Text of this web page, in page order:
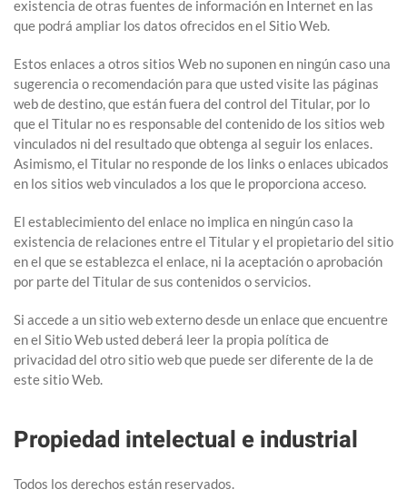
existencia de otras fuentes de información en Internet en las
que podrá ampliar los datos ofrecidos en el Sitio Web.
Estos enlaces a otros sitios Web no suponen en ningún caso una
sugerencia o recomendación para que usted visite las páginas
web de destino, que están fuera del control del Titular, por lo
que el Titular no es responsable del contenido de los sitios web
vinculados ni del resultado que obtenga al seguir los enlaces.
Asimismo, el Titular no responde de los links o enlaces ubicados
en los sitios web vinculados a los que le proporciona acceso.
El establecimiento del enlace no implica en ningún caso la
existencia de relaciones entre el Titular y el propietario del sitio
en el que se establezca el enlace, ni la aceptación o aprobación
por parte del Titular de sus contenidos o servicios.
Si accede a un sitio web externo desde un enlace que encuentre
en el Sitio Web usted deberá leer la propia política de
privacidad del otro sitio web que puede ser diferente de la de
este sitio Web.
Propiedad intelectual e industrial
Todos los derechos están reservados.